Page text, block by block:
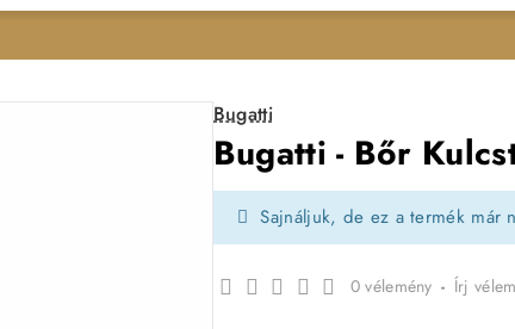
Bugatti
Bugatti - Bőr
Sajnáljuk, de ez a termék már
0 vélemény - Írj